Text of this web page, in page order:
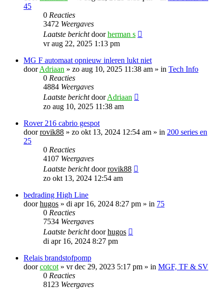
45
0 Reacties
3472 Weergaves
Laatste berichtdoorherman s
vr aug 22, 2025 1:13 pm
MG F automaat opnieuw inleren lukt niet
doorAdriaan » zo aug 10, 2025 11:38 am » in Tech Info
0 Reacties
4884 Weergaves
Laatste berichtdoorAdriaan
zo aug 10, 2025 11:38 am
Rover 216 cabrio gespot
doorrovik88 » zo okt 13, 2024 12:54 am » in 200 series en
25
0 Reacties
4107 Weergaves
Laatste berichtdoorrovik88
zo okt 13, 2024 12:54 am
bedrading High Line
doorhugos » di apr 16, 2024 8:27 pm » in 75
0 Reacties
7534 Weergaves
Laatste berichtdoorhugos
di apr 16, 2024 8:27 pm
Relais brandstofpomp
doorcotcot » vr dec 29, 2023 5:17 pm » in MGF, TF & SV
0 Reacties
8123 Weergaves